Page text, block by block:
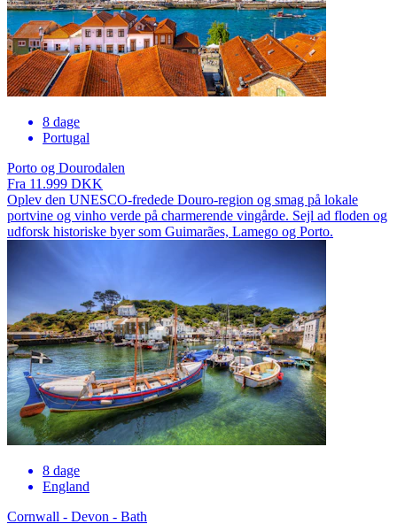
8 dage
Portugal
Porto og Dourodalen
Fra 11.999 DKK
Oplev den UNESCO-fredede Douro-region og smag på lokale
portvine og vinho verde på charmerende vingårde. Sejl ad floden og
udforsk historiske byer som Guimarães, Lamego og Porto.
8 dage
England
Cornwall - Devon - Bath